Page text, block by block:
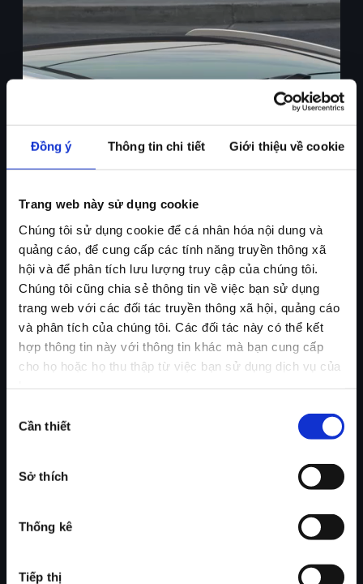
Đồng ý Thông tin chi tiết Giới thiệu về cookie
Trang web này sử dụng cookie
Chúng tôi sử dụng cookie để cá nhân hóa nội dung và
quảng cáo, để cung cấp các tính năng truyền thông xã
hội và để phân tích lưu lượng truy cập của chúng tôi.
Chúng tôi cũng chia sẻ thông tin về việc bạn sử dụng
trang web với các đối tác truyền thông xã hội, quảng cáo
và phân tích của chúng tôi. Các đối tác này có thể kết
hợp thông tin này với thông tin khác mà bạn cung cấp
cho họ hoặc họ thu thập từ việc bạn sử dụng dịch vụ của
chọn
thuận
Cần thiết
Sở thích
Thống kê
Tiếp thị